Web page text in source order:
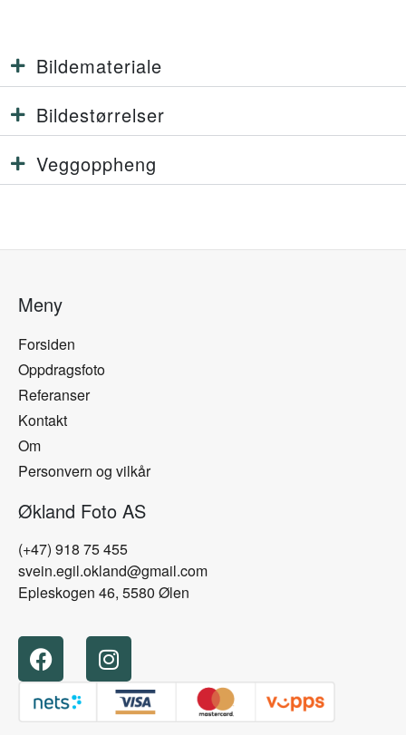
Bildemateriale
Bildestørrelser
Veggoppheng
Meny
Forsiden
Oppdragsfoto
Referanser
Kontakt
Om
Personvern og vilkår
Økland Foto AS
(+47) 918 75 455
svein.egil.okland@gmail.com
Epleskogen 46, 5580 Ølen